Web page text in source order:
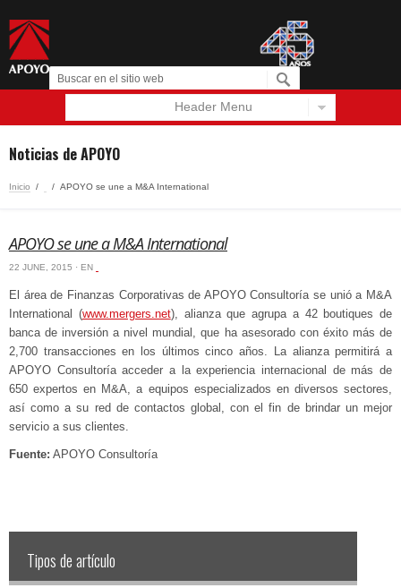
Header Menu
Noticias de APOYO
Inicio / / APOYO se une a M&A International
APOYO se une a M&A International
22 JUNE, 2015 · EN
El área de Finanzas Corporativas de APOYO Consultoría se unió a M&A
International (www.mergers.net), alianza que agrupa a 42 boutiques de
banca de inversión a nivel mundial, que ha asesorado con éxito más de
2,700 transacciones en los últimos cinco años. La alianza permitirá a
APOYO Consultoría acceder a la experiencia internacional de más de
650 expertos en M&A, a equipos especializados en diversos sectores,
así como a su red de contactos global, con el fin de brindar un mejor
servicio a sus clientes.
Fuente: APOYO Consultoría
Tipos de artículo